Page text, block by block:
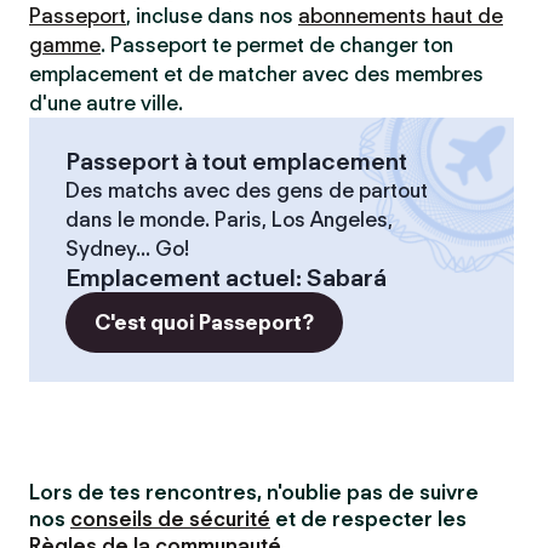
Passeport, incluse dans nos abonnements haut de
gamme. Passeport te permet de changer ton
emplacement et de matcher avec des membres
d'une autre ville.
Passeport à tout emplacement
Des matchs avec des gens de partout
dans le monde. Paris, Los Angeles,
Sydney... Go!
Emplacement actuel: Sabará
C'est quoi Passeport?
Lors de tes rencontres, n'oublie pas de suivre
nos conseils de sécurité et de respecter les